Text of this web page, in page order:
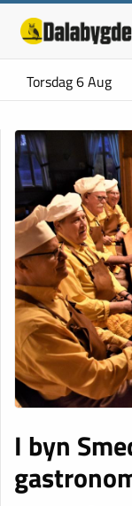
Torsdag 6 Aug
I byn